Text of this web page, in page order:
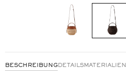
BESCHREIBUNG DETAILS MATERIALIEN